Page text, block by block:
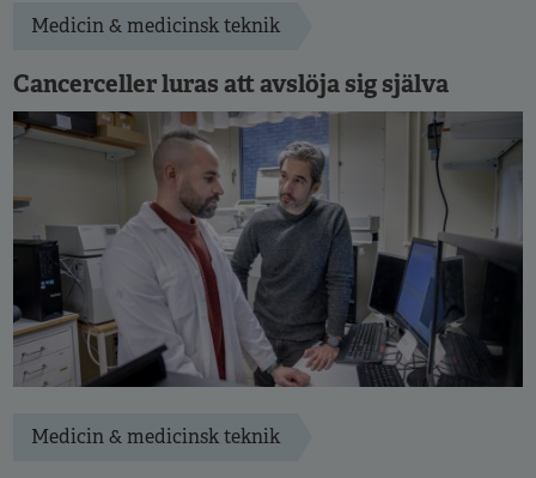
Medicin & medicinsk teknik
Cancerceller luras att avslöja sig själva
Medicin & medicinsk teknik